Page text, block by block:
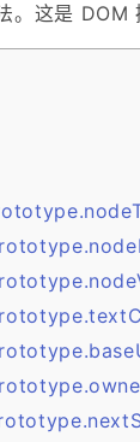
。这是 DOM